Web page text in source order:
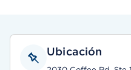
Ubicación